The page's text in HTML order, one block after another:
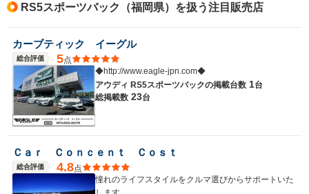
RS5スポーツバック（福岡県）を扱う注目販売店
カーブティック イーグル
総合評価 5点
◆http://www.eagle-jpn.com◆
アウディ RS5スポーツバックの掲載台数 1台
総掲載数 23台
Ｃａｒ Ｃｏｎｃｅｎｔ Ｃｏｓｔ
総合評価 4.8点
憧れのライフスタイルをクルマ選びからサポートいた